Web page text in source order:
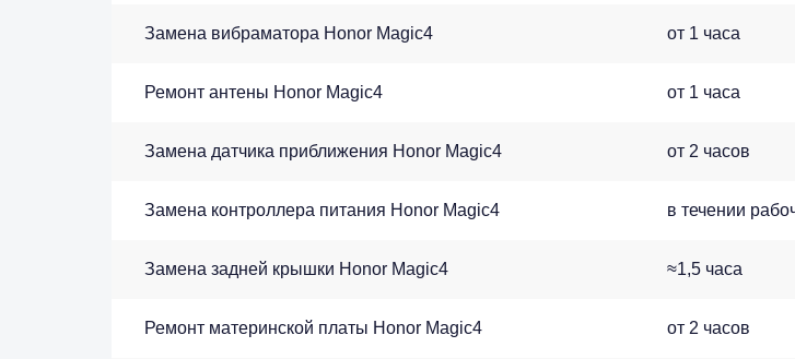
Замена вибраматора Honor Magic4 от 1 часа
Ремонт антены Honor Magic4 от 1 часа
Замена датчика приближения Honor Magic4 от 2 часов
Замена контроллера питания Honor Magic4 в течении
Замена задней крышки Honor Magic4 ≈1,5 часа
Ремонт материнской платы Honor Magic4 от 2 часов